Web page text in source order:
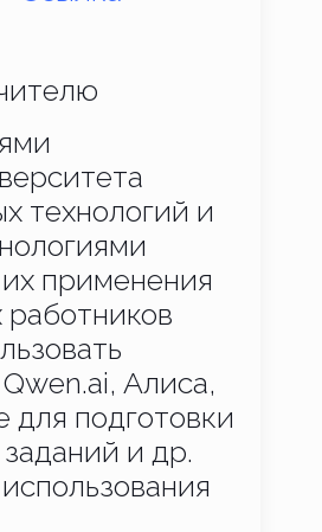
и
применения
Qwen.ai, Алиса,
для подготовки
и др.